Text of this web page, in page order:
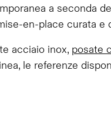
a seconda
en-place curata e
acciaio inox, posate
le referenze